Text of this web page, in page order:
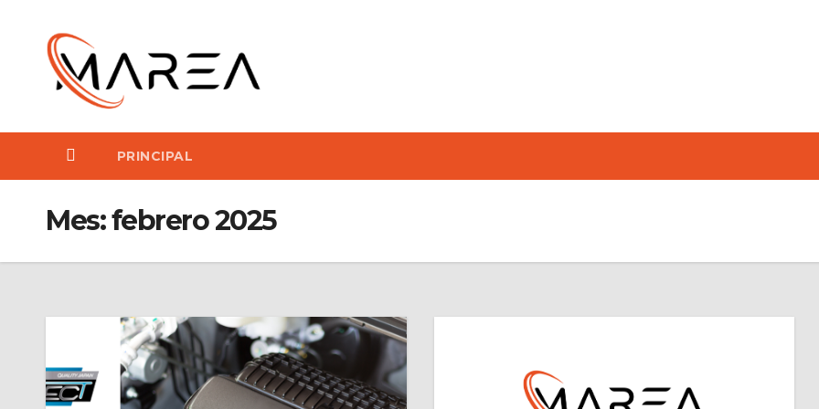
contenido
PRINCIPAL
Mes:febrero 2025